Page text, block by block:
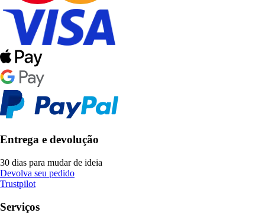
Entrega e devolução
30 dias para mudar de ideia
Devolva seu pedido
Trustpilot
Serviços